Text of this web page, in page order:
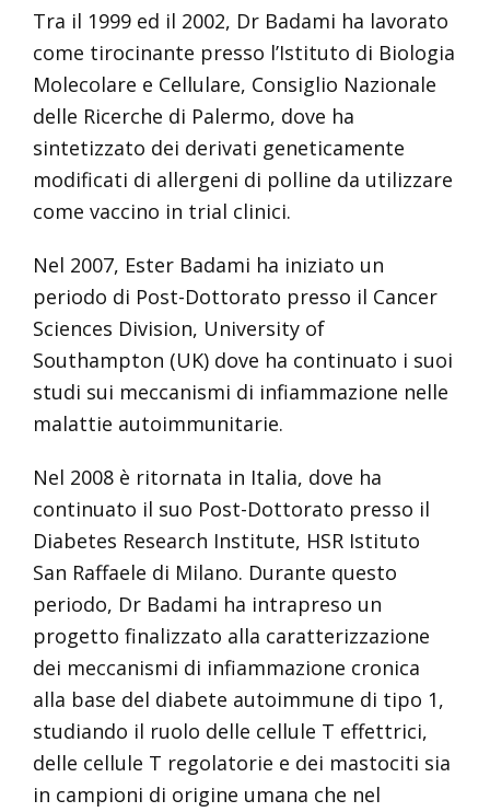
Tra il 1999 ed il 2002, Dr Badami ha lavorato
come tirocinante presso l’Istituto di Biologia
Molecolare e Cellulare, Consiglio Nazionale
delle Ricerche di Palermo, dove ha
sintetizzato dei derivati geneticamente
modificati di allergeni di polline da utilizzare
come vaccino in trial clinici.
Nel 2007, Ester Badami ha iniziato un
periodo di Post-Dottorato presso il Cancer
Sciences Division, University of
Southampton (UK) dove ha continuato i suoi
studi sui meccanismi di infiammazione nelle
malattie autoimmunitarie.
Nel 2008 è ritornata in Italia, dove ha
continuato il suo Post-Dottorato presso il
Diabetes Research Institute, HSR Istituto
San Raffaele di Milano. Durante questo
periodo, Dr Badami ha intrapreso un
progetto finalizzato alla caratterizzazione
dei meccanismi di infiammazione cronica
alla base del diabete autoimmune di tipo 1,
studiando il ruolo delle cellule T effettrici,
delle cellule T regolatorie e dei mastociti sia
in campioni di origine umana che nel